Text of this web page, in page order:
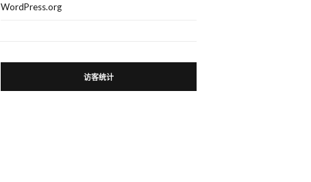
WordPress.org
访客统计